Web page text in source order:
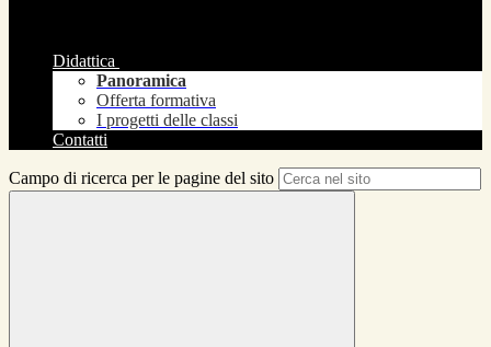
Didattica
Panoramica
Offerta formativa
I progetti delle classi
Contatti
Campo di ricerca per le pagine del sito